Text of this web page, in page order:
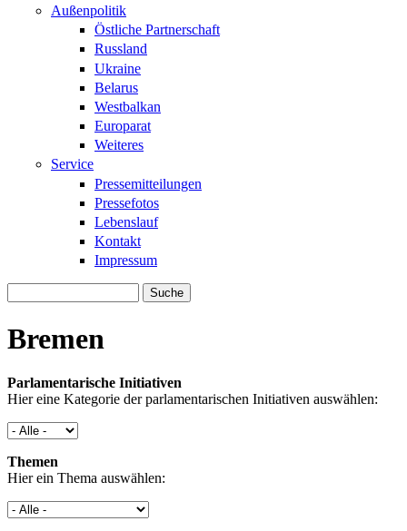
Außenpolitik
Östliche Partnerschaft
Russland
Ukraine
Belarus
Westbalkan
Europarat
Weiteres
Service
Pressemitteilungen
Pressefotos
Lebenslauf
Kontakt
Impressum
Bremen
Parlamentarische Initiativen
Hier eine Kategorie der parlamentarischen Initiativen auswählen:
Themen
Hier ein Thema auswählen: